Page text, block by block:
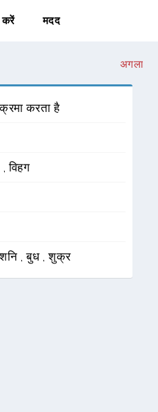
करें मदद
अगला
करता है
,विहग
शनि ,बुध ,शुक्र